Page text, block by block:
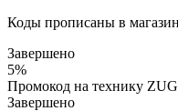
Коды прописаны в
Завершено
5%
Промокод на технику
Завершено